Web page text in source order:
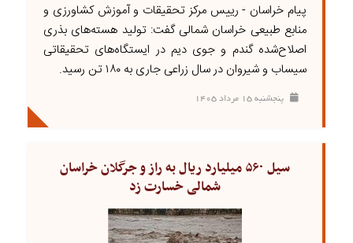
پیام خراسان - رییس مرکز تحقیقات و آموزش کشاورزی و
منابع طبیعی خراسان شمالی گفت: تولید هسته‌های بذری
اصلاح‌شده گندم و جوی دیم در ایستگاه‌های تحقیقاتی
سیساب و شیروان در سال زراعی جاری به ۱۸۰ تن رسید.
پنجشنبه ۱۵ مرداد ۱۴۰۵
سیل ۵۶۰ میلیارد ریال به راز و جرگلان خراسان
شمالی خسارت زد